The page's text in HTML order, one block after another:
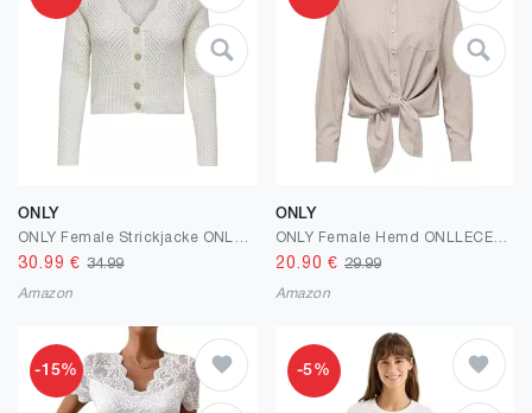
ONLY
30.99 €34.99
Amazon
ONLY
20.90 € 29.99
Amazon
-15% -5%